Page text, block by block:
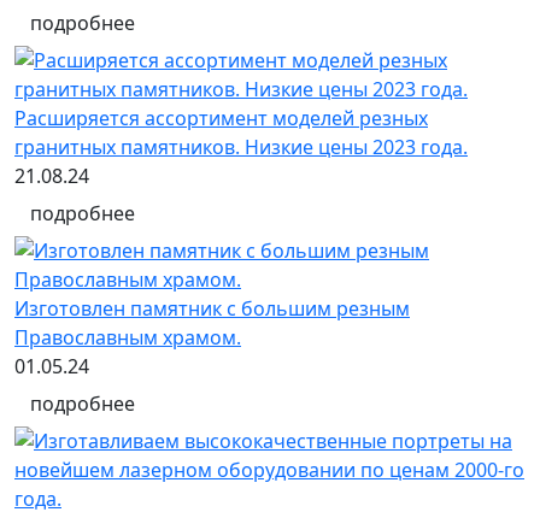
подробнее
Расширяется ассортимент моделей резных
гранитных памятников. Низкие цены 2023 года.
21.08.24
подробнее
Изготовлен памятник с большим резным
Православным храмом.
01.05.24
подробнее